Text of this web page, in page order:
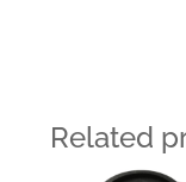
Related